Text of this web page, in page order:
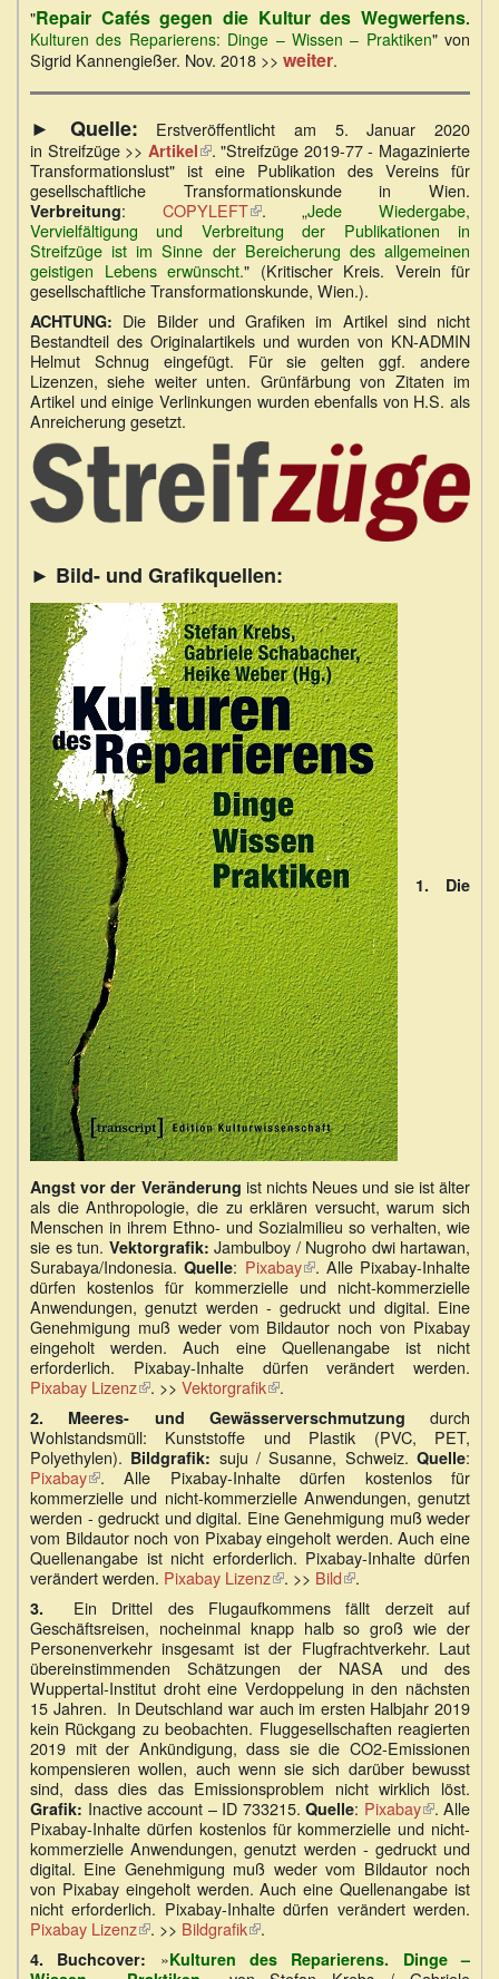
"Repair Cafés gegen die Kultur des Wegwerfens.
Kulturen des Reparierens: Dinge – Wissen – Praktiken" von
Sigrid Kannengießer. Nov. 2018 >> weiter.
► Quelle: Erstveröffentlicht am 5. Januar 2020
in Streifzüge >> Artikel(Link
ist
extern)
. "Streifzüge 2019-77 - Magazinierte
Transformationslust" ist eine Publikation des Vereins für
gesellschaftliche Transformationskunde in Wien.
Verbreitung: COPYLEFT(Link
ist
extern)
. „Jede Wiedergabe,
Vervielfältigung und Verbreitung der Publikationen in
Streifzüge ist im Sinne der Bereicherung des allgemeinen
geistigen Lebens erwünscht." (Kritischer Kreis. Verein für
gesellschaftliche Transformationskunde, Wien.).
ACHTUNG: Die Bilder und Grafiken im Artikel sind nicht
Bestandteil des Originalartikels und wurden von KN-ADMIN
Helmut Schnug eingefügt. Für sie gelten ggf. andere
Lizenzen, siehe weiter unten. Grünfärbung von Zitaten im
Artikel und einige Verlinkungen wurden ebenfalls von H.S. als
Anreicherung gesetzt.
► Bild- und Grafikquellen:
1. Die
Angst vor der Veränderung ist nichts Neues und sie ist älter
als die Anthropologie, die zu erklären versucht, warum sich
Menschen in ihrem Ethno- und Sozialmilieu so verhalten, wie
sie es tun. Vektorgrafik: Jambulboy / Nugroho dwi hartawan,
Surabaya/Indonesia.Quelle: Pixabay(Link
ist
extern)
. Alle Pixabay-Inhalte
dürfen kostenlos für kommerzielle und nicht-kommerzielle
Anwendungen, genutzt werden - gedruckt und digital. Eine
Genehmigung muß weder vom Bildautor noch von Pixabay
eingeholt werden. Auch eine Quellenangabe ist nicht
erforderlich. Pixabay-Inhalte dürfen verändert werden.
Pixabay Lizenz(Link
extern)
. >> Vektorgrafik(Link
extern)
.
2. Meeres- und Gewässerverschmutzung durch
Wohlstandsmüll: Kunststoffe und Plastik (PVC, PET,
Polyethylen). Bildgrafik: suju / Susanne, Schweiz.Quelle:
Pixabay(Link
ist
extern)
. Alle Pixabay-Inhalte dürfen kostenlos für
kommerzielle und nicht-kommerzielle Anwendungen, genutzt
werden - gedruckt und digital. Eine Genehmigung muß weder
vom Bildautor noch von Pixabay eingeholt werden. Auch eine
Quellenangabe ist nicht erforderlich. Pixabay-Inhalte dürfen
verändert werden. Pixabay Lizenz(Link
extern)
. >> Bild(Link
ist
extern)
.
3. Ein Drittel des Flugaufkommens fällt derzeit auf
Geschäftsreisen, nocheinmal knapp halb so groß wie der
Personenverkehr insgesamt ist der Flugfrachtverkehr. Laut
übereinstimmenden Schätzungen der NASA und des
Wuppertal-Institut droht eine Verdoppelung in den nächsten
15 Jahren. In Deutschland war auch im ersten Halbjahr 2019
kein Rückgang zu beobachten. Fluggesellschaften reagierten
2019 mit der Ankündigung, dass sie die CO2-Emissionen
kompensieren wollen, auch wenn sie sich darüber bewusst
sind, dass dies das Emissionsproblem nicht wirklich löst.
Grafik: Inactive account – ID 733215. Quelle: Pixabay(Link
ist
extern)
. Alle
Pixabay-Inhalte dürfen kostenlos für kommerzielle und nicht-
kommerzielle Anwendungen, genutzt werden - gedruckt und
digital. Eine Genehmigung muß weder vom Bildautor noch
von Pixabay eingeholt werden. Auch eine Quellenangabe ist
nicht erforderlich. Pixabay-Inhalte dürfen verändert werden.
Pixabay Lizenz(Link
extern)
. >> Bildgrafik(Link
ist
extern)
.
4. Buchcover: »Kulturen des Reparierens. Dinge –